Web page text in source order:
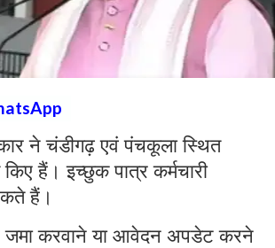
ने चंडीगढ़ एवं पंचकूला स्थित
हैं। इच्छुक पात्र कर्मचारी
हैं।
करवाने या आवेदन अपडेट करने